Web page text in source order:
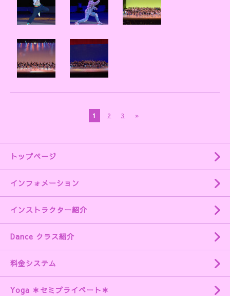
1 2 3 »
トップページ
インフォメーション
インストラクター紹介
Dance クラス紹介
料金システム
Yoga ＊セミプライベート＊